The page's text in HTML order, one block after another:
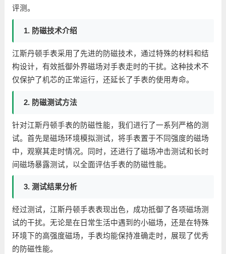
评测。
1. 防磁技术介绍
江斯丹顿手表采用了先进的防磁技术，通过特殊的材料和结
构设计，有效抵御外界磁场对手表走时的干扰。这种技术不
仅保护了机芯的正常运行，还延长了手表的使用寿命。
2. 防磁测试方法
针对江斯丹顿手表的防磁性能，我们进行了一系列严格的测
试。首先是磁场环境模拟测试，将手表置于不同强度的磁场
中，观察其走时情况。同时，还进行了磁场冲击测试和长时
间磁场暴露测试，以全面评估手表的防磁性能。
3. 测试结果分析
经过测试，江斯丹顿手表表现出色，成功抵御了各项磁场测
试的干扰。无论是在日常生活中遇到的小磁场，还是在特殊
环境下的高强度磁场，手表均能保持准确走时，展现了优秀
的防磁性能。